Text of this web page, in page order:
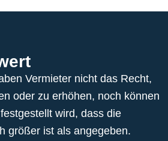
Vermieter nicht das Recht,
oder zu erhöhen, noch können
wird, dass die
größer ist als angegeben.